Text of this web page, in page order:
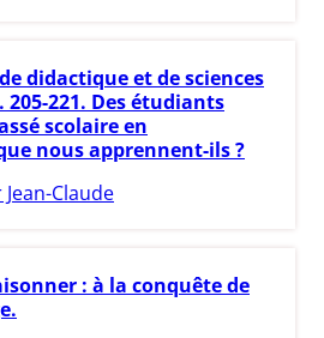
didactique et de sciences
205-221. Des étudiants
scolaire en
nous apprennent-ils ?
Claude
: à la conquête de